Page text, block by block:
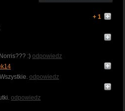
+ 1
:) odpowiedz
odpowiedz
odpowiedz